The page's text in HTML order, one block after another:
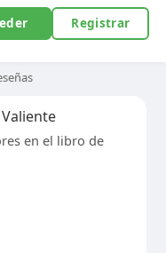
Registrar
en el libro de